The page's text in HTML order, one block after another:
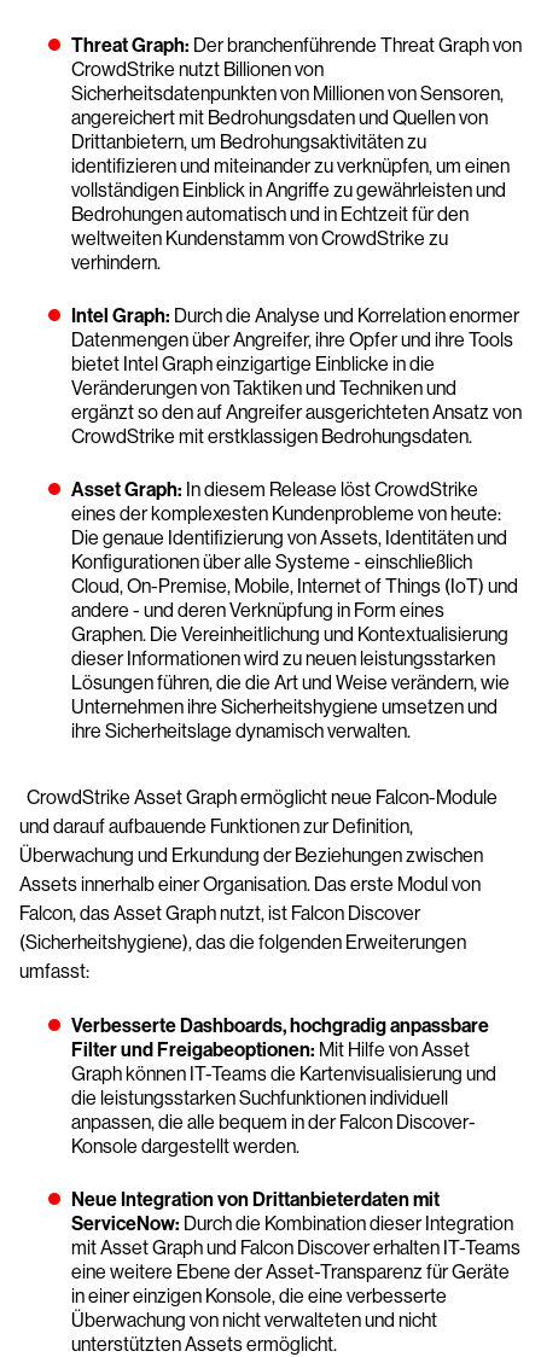
Threat Graph: Der branchenführende Threat Graph von
CrowdStrike nutzt Billionen von
Sicherheitsdatenpunkten von Millionen von Sensoren,
angereichert mit Bedrohungsdaten und Quellen von
Drittanbietern, um Bedrohungsaktivitäten zu
identifizieren und miteinander zu verknüpfen, um einen
vollständigen Einblick in Angriffe zu gewährleisten und
Bedrohungen automatisch und in Echtzeit für den
weltweiten Kundenstamm von CrowdStrike zu
verhindern.
Intel Graph: Durch die Analyse und Korrelation enormer
Datenmengen über Angreifer, ihre Opfer und ihre Tools
bietet Intel Graph einzigartige Einblicke in die
Veränderungen von Taktiken und Techniken und
ergänzt so den auf Angreifer ausgerichteten Ansatz von
CrowdStrike mit erstklassigen Bedrohungsdaten.
Asset Graph: In diesem Release löst CrowdStrike
eines der komplexesten Kundenprobleme von heute:
Die genaue Identifizierung von Assets, Identitäten und
Konfigurationen über alle Systeme - einschließlich
Cloud, On-Premise, Mobile, Internet of Things (IoT) und
andere - und deren Verknüpfung in Form eines
Graphen. Die Vereinheitlichung und Kontextualisierung
dieser Informationen wird zu neuen leistungsstarken
Lösungen führen, die die Art und Weise verändern, wie
Unternehmen ihre Sicherheitshygiene umsetzen und
ihre Sicherheitslage dynamisch verwalten.
CrowdStrike Asset Graph ermöglicht neue Falcon-Module
und darauf aufbauende Funktionen zur Definition,
Überwachung und Erkundung der Beziehungen zwischen
Assets innerhalb einer Organisation. Das erste Modul von
Falcon, das Asset Graph nutzt, ist Falcon Discover
(Sicherheitshygiene), das die folgenden Erweiterungen
umfasst:
Verbesserte Dashboards, hochgradig anpassbare
Filter und Freigabeoptionen: Mit Hilfe von Asset
Graph können IT-Teams die Kartenvisualisierung und
die leistungsstarken Suchfunktionen individuell
anpassen, die alle bequem in der Falcon Discover-
Konsole dargestellt werden.
Neue Integration von Drittanbieterdaten mit
ServiceNow: Durch die Kombination dieser Integration
mit Asset Graph und Falcon Discover erhalten IT-Teams
eine weitere Ebene der Asset-Transparenz für Geräte
in einer einzigen Konsole, die eine verbesserte
Überwachung von nicht verwalteten und nicht
unterstützten Assets ermöglicht.